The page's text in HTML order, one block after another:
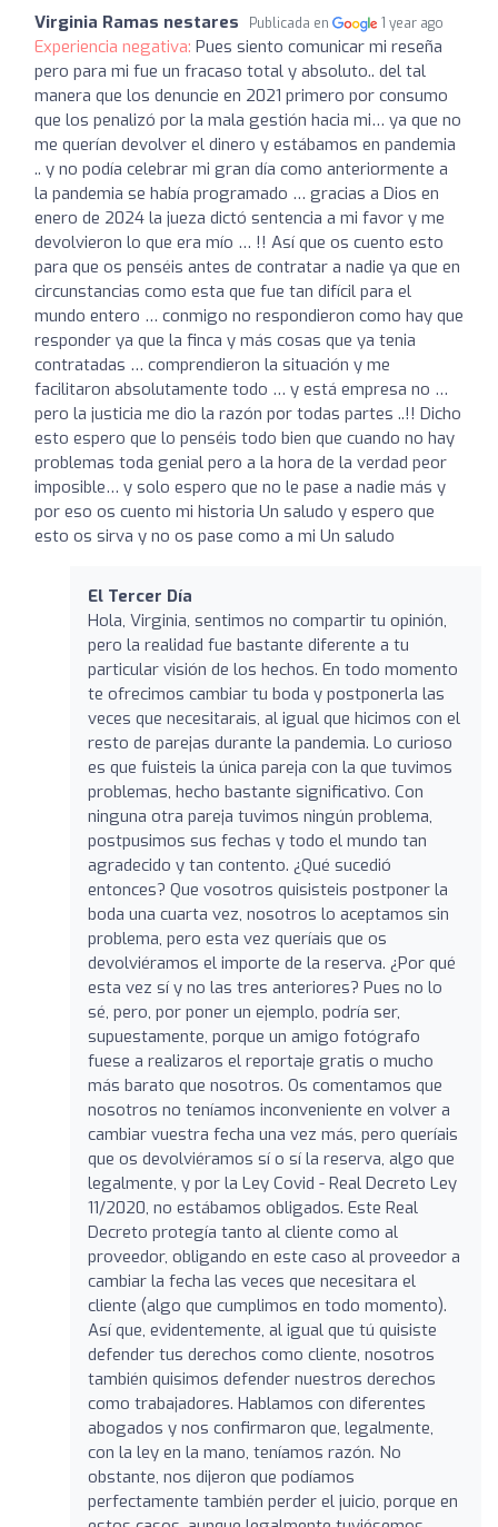
Virginia Ramas nestares Publicada en 1 year ago
Experiencia negativa: Pues siento comunicar mi reseña
pero para mi fue un fracaso total y absoluto.. del tal
manera que los denuncie en 2021 primero por consumo
que los penalizó por la mala gestión hacia mi… ya que no
me querían devolver el dinero y estábamos en pandemia
.. y no podía celebrar mi gran día como anteriormente a
la pandemia se había programado … gracias a Dios en
enero de 2024 la jueza dictó sentencia a mi favor y me
devolvieron lo que era mío … !! Así que os cuento esto
para que os penséis antes de contratar a nadie ya que en
circunstancias como esta que fue tan difícil para el
mundo entero … conmigo no respondieron como hay que
responder ya que la finca y más cosas que ya tenia
contratadas … comprendieron la situación y me
facilitaron absolutamente todo … y está empresa no …
pero la justicia me dio la razón por todas partes ..!! Dicho
esto espero que lo penséis todo bien que cuando no hay
problemas toda genial pero a la hora de la verdad peor
imposible… y solo espero que no le pase a nadie más y
por eso os cuento mi historia Un saludo y espero que
esto os sirva y no os pase como a mi Un saludo
El Tercer Día
Hola, Virginia, sentimos no compartir tu opinión,
pero la realidad fue bastante diferente a tu
particular visión de los hechos. En todo momento
te ofrecimos cambiar tu boda y postponerla las
veces que necesitarais, al igual que hicimos con el
resto de parejas durante la pandemia. Lo curioso
es que fuisteis la única pareja con la que tuvimos
problemas, hecho bastante significativo. Con
ninguna otra pareja tuvimos ningún problema,
postpusimos sus fechas y todo el mundo tan
agradecido y tan contento. ¿Qué sucedió
entonces? Que vosotros quisisteis postponer la
boda una cuarta vez, nosotros lo aceptamos sin
problema, pero esta vez queríais que os
devolviéramos el importe de la reserva. ¿Por qué
esta vez sí y no las tres anteriores? Pues no lo
sé, pero, por poner un ejemplo, podría ser,
supuestamente, porque un amigo fotógrafo
fuese a realizaros el reportaje gratis o mucho
más barato que nosotros. Os comentamos que
nosotros no teníamos inconveniente en volver a
cambiar vuestra fecha una vez más, pero queríais
que os devolviéramos sí o sí la reserva, algo que
legalmente, y por la Ley Covid - Real Decreto Ley
11/2020, no estábamos obligados. Este Real
Decreto protegía tanto al cliente como al
proveedor, obligando en este caso al proveedor a
cambiar la fecha las veces que necesitara el
cliente (algo que cumplimos en todo momento).
Así que, evidentemente, al igual que tú quisiste
defender tus derechos como cliente, nosotros
también quisimos defender nuestros derechos
como trabajadores. Hablamos con diferentes
abogados y nos confirmaron que, legalmente,
con la ley en la mano, teníamos razón. No
obstante, nos dijeron que podíamos
perfectamente también perder el juicio, porque en